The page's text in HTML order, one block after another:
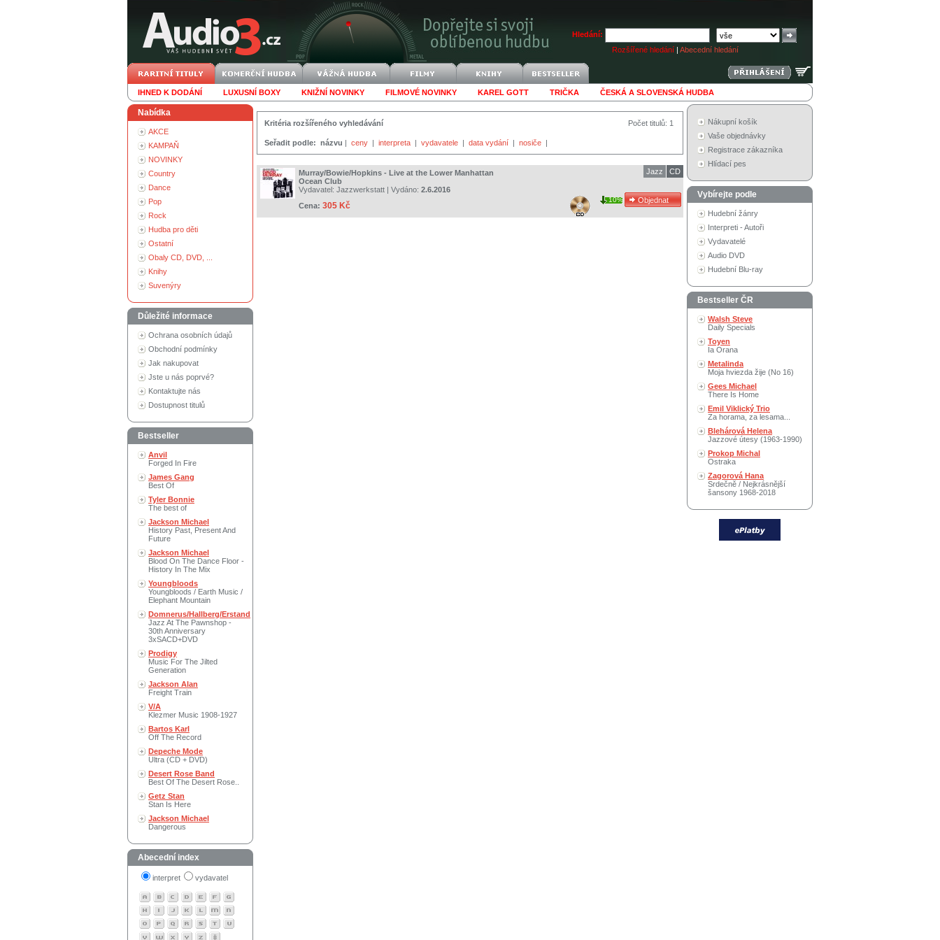
Hledání:
Rozšířené hledání | Abecední hledání
IHNED K DODÁNÍ LUXUSNÍ BOXY KNIŽNÍ NOVINKY FILMOVÉ NOVINKY KAREL GOTT TRIČKA ČESKÁ A SLOVENSKÁ HUDBA
Nabídka
AKCE
KAMPAŇ
NOVINKY
Country
Dance
Pop
Rock
Hudba pro děti
Ostatní
Obaly CD, DVD, ...
Knihy
Suvenýry
Důležité informace
Ochrana osobních údajů
Obchodní podmínky
Jak nakupovat
Jste u nás poprvé?
Kontaktujte nás
Dostupnost titulů
Bestseller
Anvil
Forged In Fire
James Gang
Best Of
Tyler Bonnie
The best of
Jackson Michael
History Past, Present And
Future
Jackson Michael
Blood On The Dance Floor -
History In The Mix
Youngbloods
Youngbloods / Earth Music /
Elephant Mountain
Domnerus/Hallberg/Erstand
Jazz At The Pawnshop -
30th Anniversary
3xSACD+DVD
Prodigy
Music For The Jilted
Generation
Jackson Alan
Freight Train
V/A
Klezmer Music 1908-1927
Bartos Karl
Off The Record
Depeche Mode
Ultra (CD + DVD)
Desert Rose Band
Best Of The Desert Rose..
Getz Stan
Stan Is Here
Jackson Michael
Dangerous
Abecední index
interpret vydavatel
Počet titulů: 1
Kritéria rozšířeného vyhledávání
Seřadit podle: názvu | ceny | interpreta | vydavatele | data vydání | nosiče |
Murray/Bowie/Hopkins - Live at the Lower Manhattan
Ocean Club
Vydavatel: Jazzwerkstatt | Vydáno: 2.6.2016
Cena: 305 Kč
CD
Jazz
10%
Nákupní košík
Vaše objednávky
Registrace zákazníka
Hlídací pes
Vybírejte podle
Hudební žánry
Interpreti - Autoři
Vydavatelé
Audio DVD
Hudební Blu-ray
Bestseller ČR
Walsh Steve
Daily Specials
Toyen
Ia Orana
Metalinda
Moja hviezda žije (No 16)
Gees Michael
There Is Home
Emil Viklický Trio
Za horama, za lesama...
Blehárová Helena
Jazzové útesy (1963-1990)
Prokop Michal
Ostraka
Zagorová Hana
Srdečně / Nejkrásnější
šansony 1968-2018